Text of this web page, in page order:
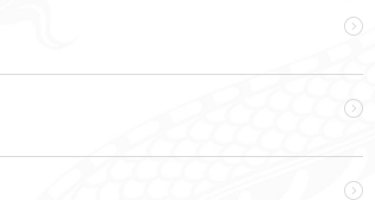


